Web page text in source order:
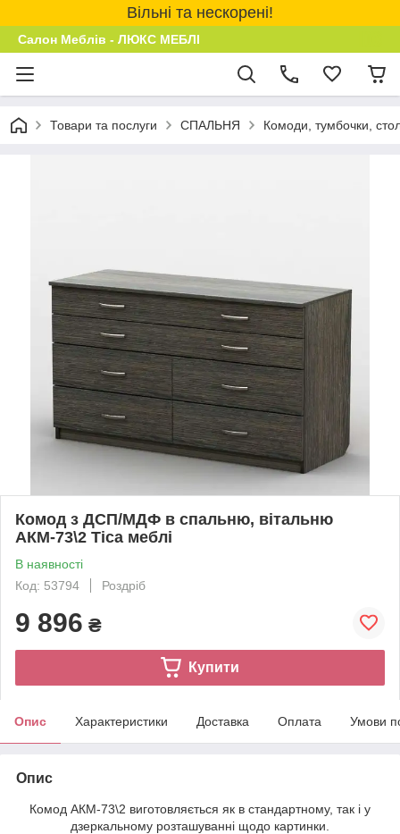
Вільні та нескорені!
Салон Меблів - ЛЮКС МЕБЛІ
Товари та послуги СПАЛЬНЯ Комоди, тумбочки,
Комод з ДСП/МДФ в спальню, вітальню
АКМ-73\2 Тіса меблі
В наявності
Код: 53794
Роздріб
9 896 ₴
Купити
Опис Характеристики Доставка Оплата Умови
Опис
Комод АКМ-73\2 виготовляється як в стандартному, так і у
дзеркальному розташуванні щодо картинки.